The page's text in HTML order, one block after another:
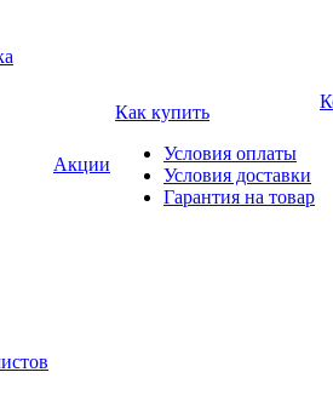
Акции
Как купить
Условия оплаты
Условия доставки
Гарантия на товар